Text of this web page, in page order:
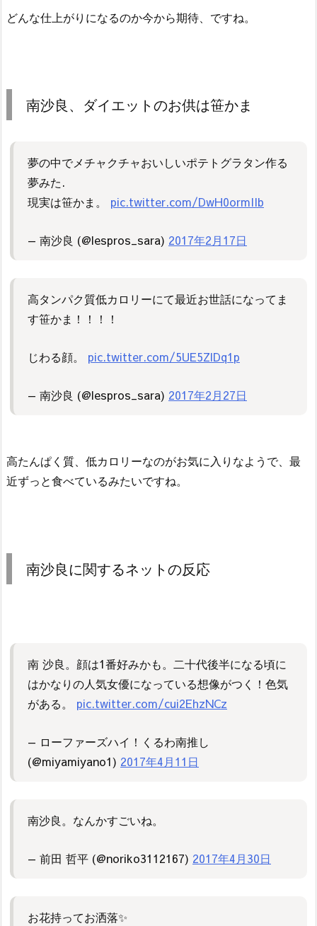
どんな仕上がりになるのか今から期待、ですね。
南沙良、ダイエットのお供は笹かま
夢の中でメチャクチャおいしいポテトグラタン作る
夢みた.
現実は笹かま。 pic.twitter.com/DwH0ormIIb
— 南沙良 (@lespros_sara) 2017年2月17日
高タンパク質低カロリーにて最近お世話になってま
す笹かま！！！！
じわる顔。 pic.twitter.com/5UE5ZlDq1p
— 南沙良 (@lespros_sara) 2017年2月27日
高たんぱく質、低カロリーなのがお気に入りなようで、最
近ずっと食べているみたいですね。
南沙良に関するネットの反応
南 沙良。顔は1番好みかも。二十代後半になる頃に
はかなりの人気女優になっている想像がつく！色気
がある。 pic.twitter.com/cui2EhzNCz
— ローファーズハイ！くるわ南推し
(@miyamiyano1) 2017年4月11日
南沙良。なんかすごいね。
— 前田 哲平 (@noriko3112167) 2017年4月30日
お花持ってお洒落✨